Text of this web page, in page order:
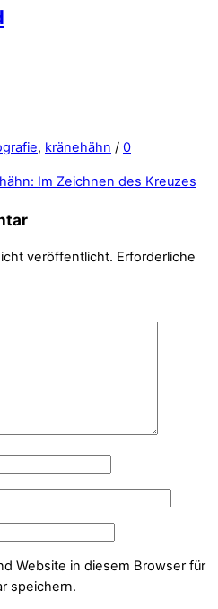
, kränehähn / 0
Im Zeichnen des Kreuzes
veröffentlicht. Erforderliche
Website in diesem Browser für
speichern.